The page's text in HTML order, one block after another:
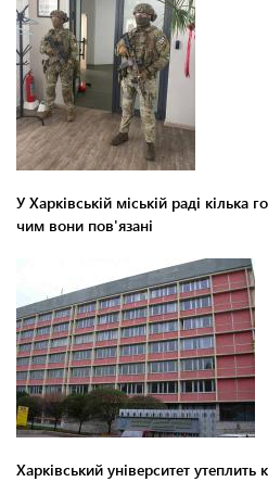
У Харківській міській раді
чим вони пов'язані
Харківський університет